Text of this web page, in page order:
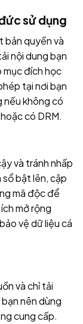
sử dụng
bản quyền và
nội dung bạn
mục đích học
tại nơi bạn
nếu không có
có DRM.
và tránh nhấp
bật lên, cập
mã độc để
mở rộng
vệ dữ liệu cá
và chỉ tải
nên dùng
cung cấp.